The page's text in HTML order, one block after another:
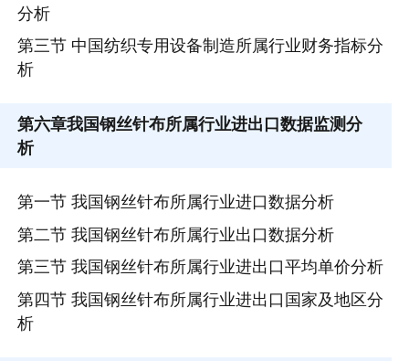
分析
第三节 中国纺织专用设备制造所属行业财务指标分
析
第六章我国钢丝针布所属行业进出口数据监测分
析
第一节 我国钢丝针布所属行业进口数据分析
第二节 我国钢丝针布所属行业出口数据分析
第三节 我国钢丝针布所属行业进出口平均单价分析
第四节 我国钢丝针布所属行业进出口国家及地区分
析